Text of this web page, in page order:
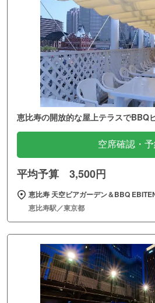
恵比寿の開放的な屋上テラスでBBQ
空席確認・
平均予算 3,500円
恵比寿 天空ビアガーデン＆BBQ
恵比寿駅／東京都